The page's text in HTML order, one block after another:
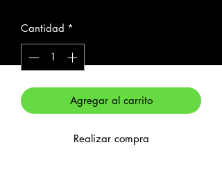
Cantidad *
Agregar al carrito
Realizar compra